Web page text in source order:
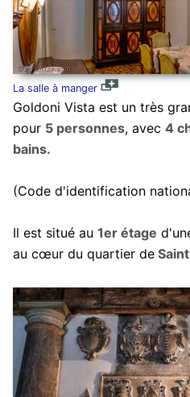
La salle à manger
Goldoni Vista est un très
pour 5 personnes, avec 4
bains.
(Code d'identification
Il est situé au 1er étage
au cœur du quartier de